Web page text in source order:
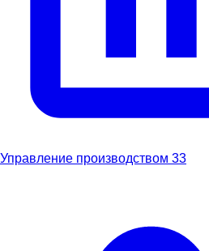
Управление производством 33